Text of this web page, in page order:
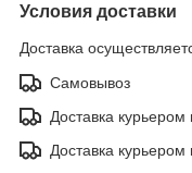
Условия доставки
Доставка
Самовывоз
Доставка курьером
Доставка